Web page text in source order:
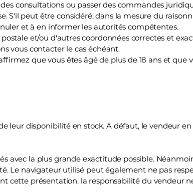
consultations ou passer des commandes
S'il peut être considéré, dans la mesure du
et à en informer les autorités compétentes.
et/ou d'autres coordonnées correctes et
vous contacter le cas échéant.
que vous êtes âgé de plus de 18 ans et que
leur disponibilité en stock. A défaut, le vendeur
avec la plus grande exactitude possible.
Le navigateur utilisé peut également ne pas
cette présentation, la responsabilité du vendeur